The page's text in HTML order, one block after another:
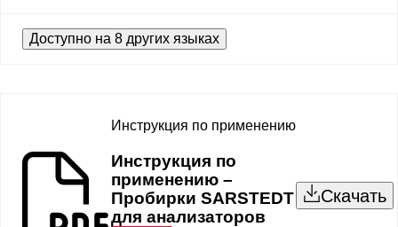
Доступно на 8 других языках
Инструкция по применению
Инструкция по
применению –
Пробирки SARSTEDT
для анализаторов
Скачать